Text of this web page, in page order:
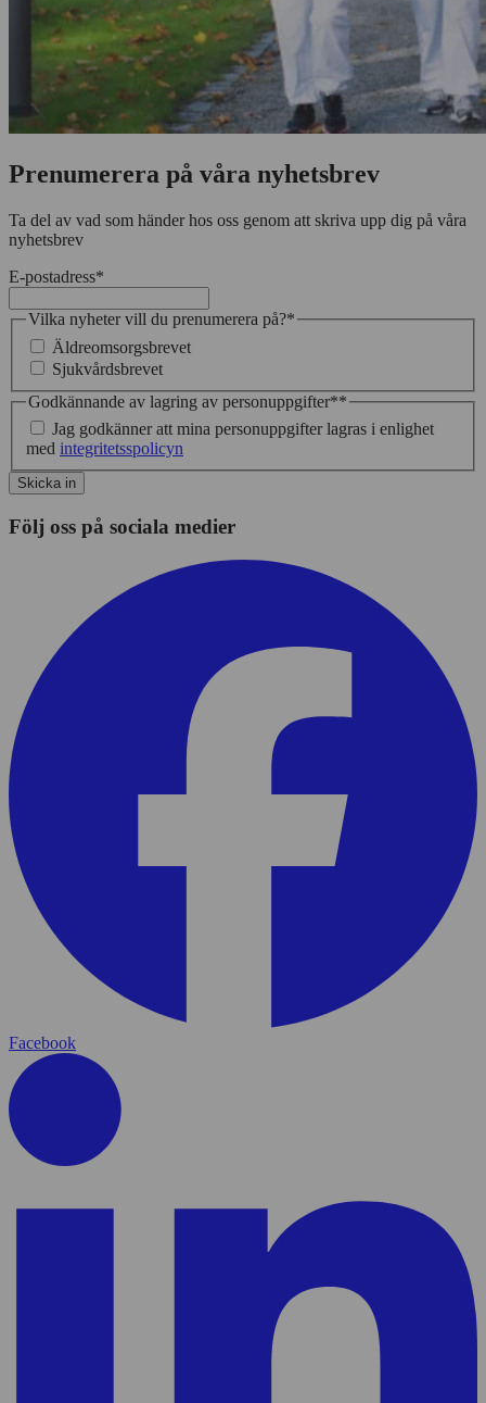
Prenumerera på våra nyhetsbrev
Ta del av vad som händer hos oss genom att skriva upp dig på våra
nyhetsbrev
E-postadress*
Vilka nyheter vill du prenumerera på?*
Äldreomsorgsbrevet
Sjukvårdsbrevet
Godkännande av lagring av personuppgifter**
Jag godkänner att mina personuppgifter lagras i enlighet
med integritetsspolicyn
Skicka in
Följ oss på sociala medier
Facebook